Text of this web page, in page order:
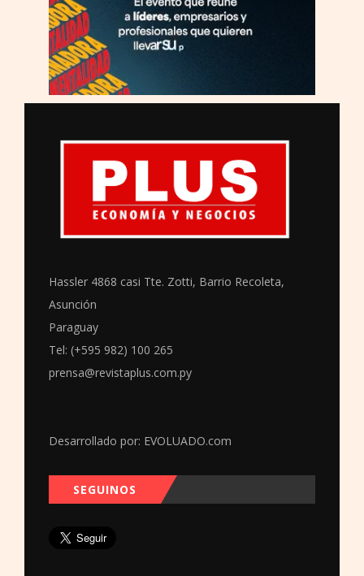
Hassler 4868 casi Tte. Zotti, Barrio Recoleta,
Asunción
Paraguay
Tel: (+595 982) 100 265
prensa@revistaplus.com.py
Desarrollado por: EVOLUADO.com
SEGUINOS